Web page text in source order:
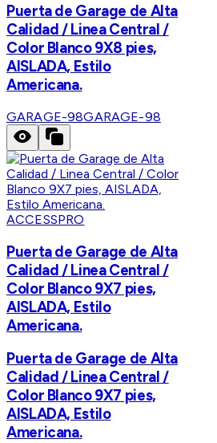
Puerta de Garage de Alta
Calidad / Linea Central /
Color Blanco 9X8 pies,
AISLADA, Estilo
Americana.
GARAGE-98GARAGE-98
ACCESSPRO
Puerta de Garage de Alta
Calidad / Linea Central /
Color Blanco 9X7 pies,
AISLADA, Estilo
Americana.
Puerta de Garage de Alta
Calidad / Linea Central /
Color Blanco 9X7 pies,
AISLADA, Estilo
Americana.